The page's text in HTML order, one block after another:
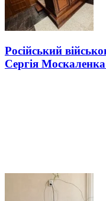
Російський
Сергія